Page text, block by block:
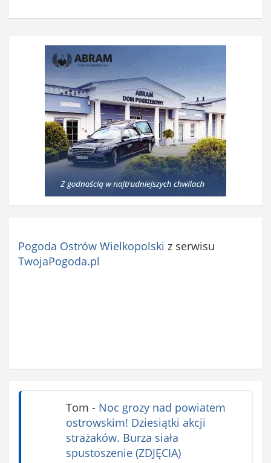
Pogoda Ostrów Wielkopolski z serwisu
TwojaPogoda.pl
Tom - Noc grozy nad powiatem
ostrowskim! Dziesiątki akcji
strażaków. Burza siała
spustoszenie (ZDJĘCIA)